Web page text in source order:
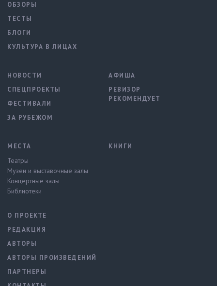
ОБЗОРЫ
ТЕСТЫ
БЛОГИ
КУЛЬТУРА В ЛИЦАХ
НОВОСТИ
СПЕЦПРОЕКТЫ
ФЕСТИВАЛИ
ЗА РУБЕЖОМ
АФИША
РЕВИЗОР
РЕКОМЕНДУЕТ
МЕСТА
Театры
Музеи и выставочные залы
Концертные залы
Библиотеки
КНИГИ
О ПРОЕКТЕ
РЕДАКЦИЯ
АВТОРЫ
АВТОРЫ ПРОИЗВЕДЕНИЙ
ПАРТНЕРЫ